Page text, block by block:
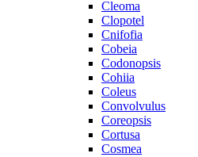
Cleoma
Clopotel
Cnifofia
Cobeia
Codonopsis
Cohiia
Coleus
Convolvulus
Coreopsis
Cortusa
Cosmea